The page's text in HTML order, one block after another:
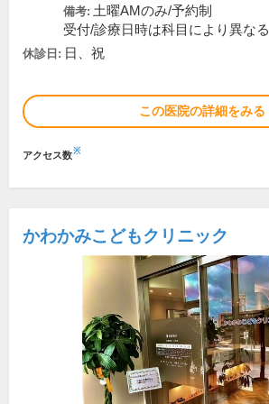
備考: 土曜AMのみ/予約制
受付/診療日時は科目により異なる
休診日: 日、祝
この医院の詳細をみる
アクセス数※
かわかみこどもクリニック